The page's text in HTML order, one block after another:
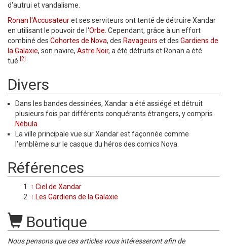
d'autrui et vandalisme.
Ronan l'Accusateuret ses serviteurs ont tenté de détruire Xandar
en utilisant le pouvoir de l'Orbe . Cependant, grâce à un effort
combiné des Cohortes de Nova, des Ravageurs et des Gardiens de
la Galaxie, son navire, Astre Noir, a été détruits et Ronan a été
tué. [2]
Divers
Dans les bandes dessinées, Xandar a été assiégé et détruit
plusieurs fois par différents conquérants étrangers, y compris
Nébula
La ville principale vue sur Xandar est façonnée comme
l'emblème sur le casque du héros des comics Nova.
Références
↑ Ciel de Xandar
↑ Les Gardiens de la Galaxie
Boutique
Nous pensons que ces articles vous intéresseront afin de